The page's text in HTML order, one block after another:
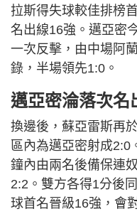
拉斯得失球較佳排榜
名出線16強。邁亞密
一次反擊，由中場阿
錄，半場領先1:0。
邁亞密淪落次名
換邊後，蘇亞雷斯再
區內為邁亞密射成2:0
鐘內由兩名後備保連
2:2。雙方各得1分後
球首名晉級16強，會